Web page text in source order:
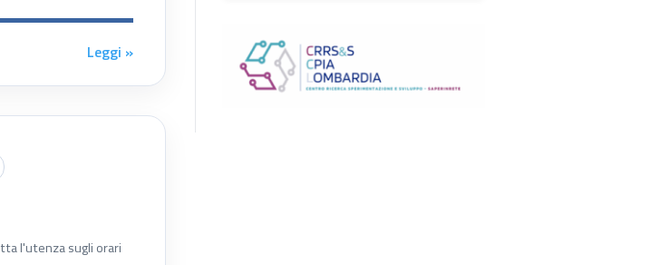
Leggi »
l'utenza sugli orari